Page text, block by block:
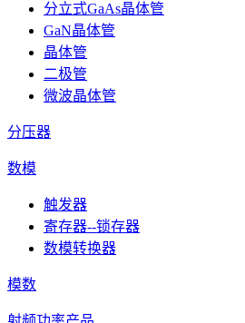
分立式GaAs晶体管
GaN晶体管
晶体管
二极管
微波晶体管
分压器
数模
触发器
寄存器--锁存器
数模转换器
模数